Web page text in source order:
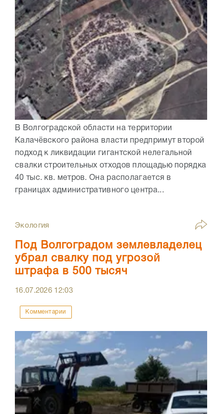
В Волгоградской области на территории
Калачёвского района власти предпримут второй
подход к ликвидации гигантской нелегальной
свалки строительных отходов площадью порядка
40 тыс. кв. метров. Она располагается в
границах административного центра...
Экология
Под Волгоградом землевладелец
убрал свалку под угрозой
штрафа в 500 тысяч
16.07.2026 12:03
Комментарии